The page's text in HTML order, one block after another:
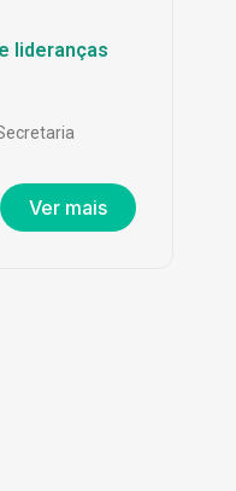
lideranças
Ver mais